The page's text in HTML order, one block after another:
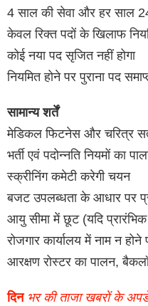
4 साल की सेवा और हर साल
केवल रिक्त पदों के खिलाफ
कोई नया पद सृजित नहीं होगा
नियमित होने पर पुराना पद
सामान्य शर्तें
मेडिकल फिटनेस और चरित्र
भर्ती एवं पदोन्नति नियमों का
स्क्रीनिंग कमेटी करेगी चयन
बजट उपलब्धता के आधार पर
आयु सीमा में छूट (यदि
रोजगार कार्यालय में नाम न
आरक्षण रोस्टर का पालन,
दिनभर की ताजा खबरों के